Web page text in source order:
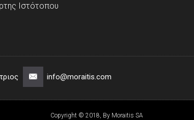
Ιστότοπου
info@moraitis.com
Copyright © 2018, By Moraitis SA